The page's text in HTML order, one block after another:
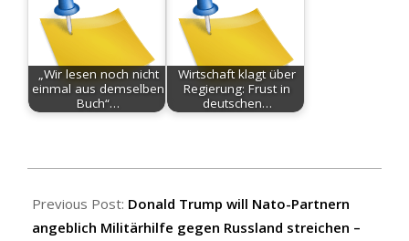
„Wir lesen noch nicht
einmal aus demselben
Buch“…
Wirtschaft klagt über
Regierung: Frust in
deutschen…
09-
05
Previous Post: Donald Trump will Nato-Partnern
angeblich Militärhilfe gegen Russland streichen –